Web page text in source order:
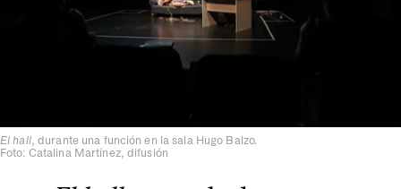
El hall, durante una función en la sala Hugo Balzo.
Foto: Catalina Martínez, difusión